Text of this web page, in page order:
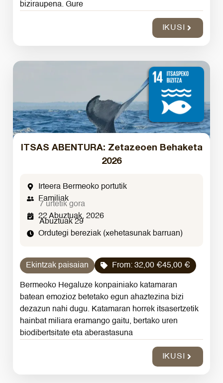
biziraupena. Gure
IKUSI
ITSAS ABENTURA: Zetazeoen Behaketa
2026
Irteera Bermeoko portutik
Familiak
7 urtetik gora
22 Abuztuak, 2026
Abuztuak 29
Ordutegi bereziak (xehetasunak barruan)
Ekintzak paisaian From: 32,00 €45,00 €
Bermeoko Hegaluze konpainiako katamaran
batean emozioz betetako egun ahaztezina bizi
dezazun nahi dugu. Katamaran horrek itsasertzetik
hainbat miliara eramango gaitu, bertako uren
biodibertsitate eta aberastasuna
IKUSI